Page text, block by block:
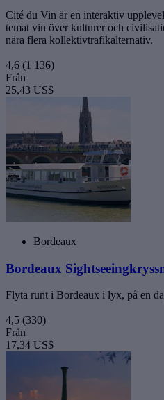
Cité du Vin är en interaktiv
temat vin över kulturer och
nära flera kollektivtrafikalternativ.
4,6 (1 136)
Från
25,43 US$
Bordeaux
Bordeaux
Flyta runt i Bordeaux i lyx, på en
4,5 (330)
Från
17,34 US$